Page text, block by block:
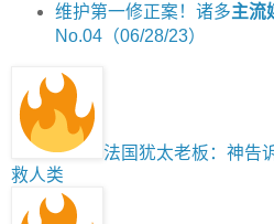
维护第一修正案！诸多主流
No.04（06/28/23）
法国犹太老板：神告
救人类